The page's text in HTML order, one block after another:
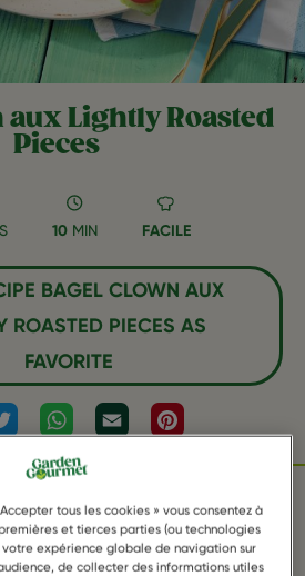
aux Lightly Roasted
Pieces
10 MIN FACILE
BAGEL CLOWN AUX
ROASTED PIECES AS
FAVORITE
Twitter WhatsAppEmail
tous les cookies » vous consentez à
et tierces parties (ou technologies
votre expérience globale de navigation sur
de collecter des informations utiles